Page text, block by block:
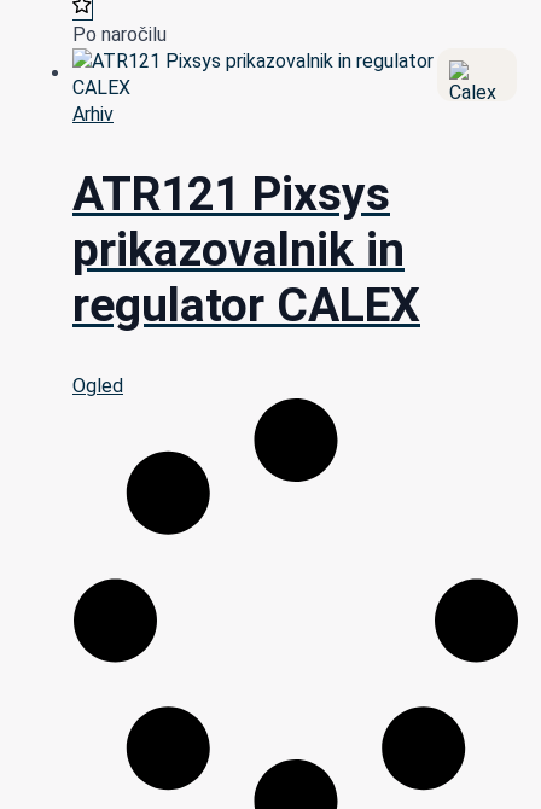
Po naročilu
Arhiv
ATR121 Pixsys
prikazovalnik in
regulator CALEX
Ogled